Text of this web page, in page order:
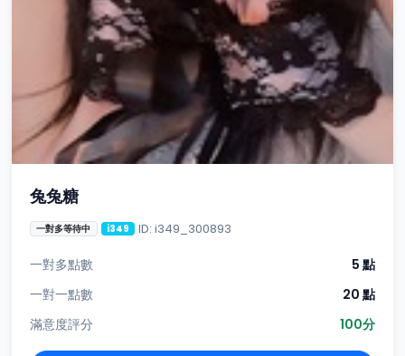
兔兔糖
一對多等待中 i349 ID: i349_300893
一對多點數
5 點
一對一點數
20 點
滿意度評分
100分